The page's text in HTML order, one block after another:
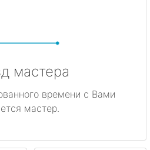
мастера
времени с Вами
мастер.